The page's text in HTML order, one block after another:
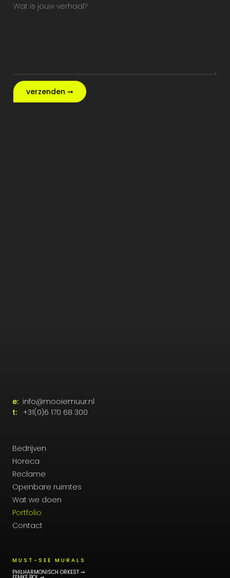
verzenden ➞
e: info@mooiemuur.nl
t:
+31(0)6 170 68 300
Bedrijven
Horeca
Reclame
Openbare ruimtes
Wat we doen
Portfolio
Contact
MUST-SEE MURALS
PHILHARMONISCH ORKEST ➞